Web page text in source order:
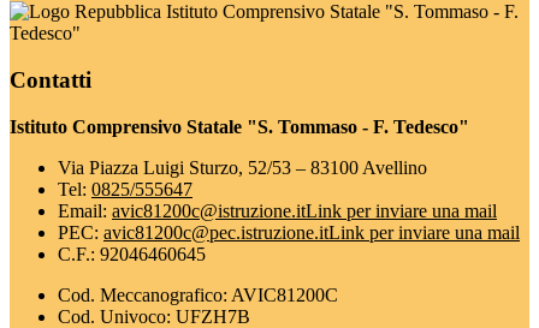
Istituto Comprensivo Statale "S. Tommaso - F.
Tedesco"
Contatti
Istituto Comprensivo Statale "S. Tommaso - F. Tedesco"
Via Piazza Luigi Sturzo, 52/53 – 83100 Avellino
Tel: 0825/555647
Email: avic81200c@istruzione.itLink per inviare una mail
PEC: avic81200c@pec.istruzione.itLink per inviare una mail
C.F.: 92046460645
Cod. Meccanografico: AVIC81200C
Cod. Univoco: UFZH7B